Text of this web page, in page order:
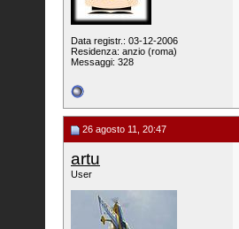
Data registr.: 03-12-2006
Residenza: anzio (roma)
Messaggi: 328
26 agosto 11, 20:47
artu
User